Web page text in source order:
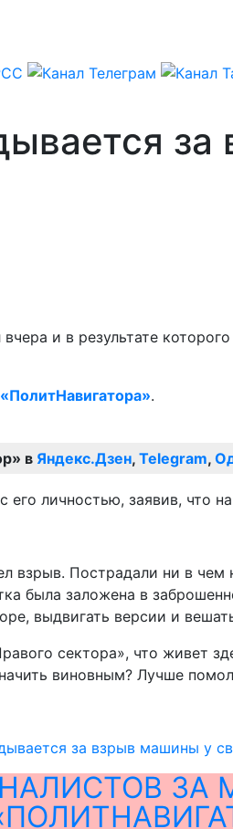
и в результате
«ПолитНавигатора».
в Яндекс.Дзен, Telegram,
личностью, заявив, что
взрыв. Пострадали ни в
была заложена в
выдвигать версии и
сектора», что живет
виновным? Лучше
за взрыв машины у
ЗА